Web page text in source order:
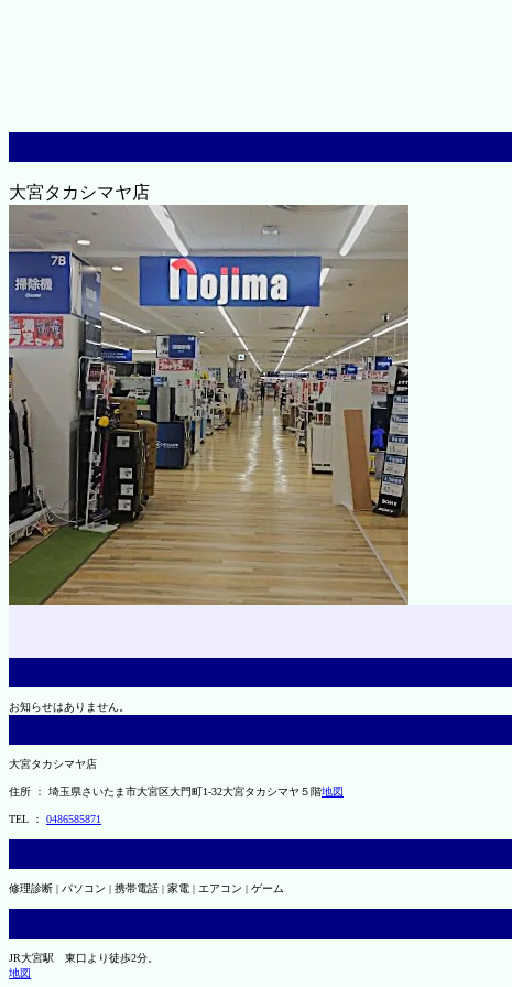
大宮タカシマヤ店
お知らせはありません。
大宮タカシマヤ店
住所 ： 埼玉県さいたま市大宮区大門町1-32大宮タカシマヤ５階地図
TEL ： 0486585871
修理診断 | パソコン | 携帯電話 | 家電 | エアコン | ゲーム
JR大宮駅 東口より徒歩2分。
地図